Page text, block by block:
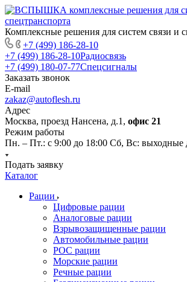
Комплексные решения для систем связи и
+7 (499) 186-28-10
+7 (499) 186-28-10Радиосвязь
+7 (499) 180-07-77Спецсигналы
Заказать звонок
E-mail
zakaz@autoflesh.ru
Адрес
Москва, проезд Нансена, д.1, офис 21
Режим работы
Пн. – Пт.: с 9:00 до 18:00 Cб, Вс: выходные
Подать заявку
Каталог
Рации
Цифровые рации
Аналоговые рации
Взрывозащищенные рации
Автомобильные рации
POC рации
Морские рации
Речные рации